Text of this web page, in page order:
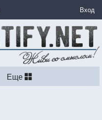
Вход
Еще